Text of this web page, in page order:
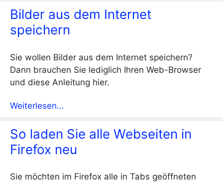
Bilder aus dem Internet
speichern
Sie wollen Bilder aus dem Internet speichern?
Dann brauchen Sie lediglich Ihren Web-Browser
und diese Anleitung hier.
Weiterlesen…
So laden Sie alle Webseiten in
Firefox neu
Sie möchten im Firefox alle in Tabs geöffneten